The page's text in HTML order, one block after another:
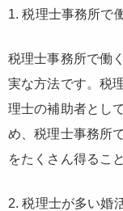
1. 税理士事務所で
税理士事務所で働
実な方法です。税
理士の補助者とし
め、税理士事務所
をたくさん得るこ
2. 税理士が多い婚